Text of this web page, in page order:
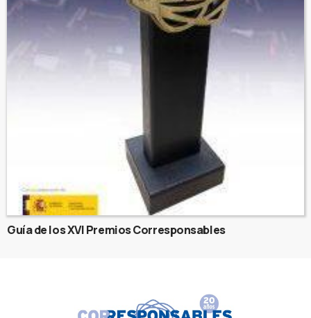
Guía de los XVI Premios Corresponsables